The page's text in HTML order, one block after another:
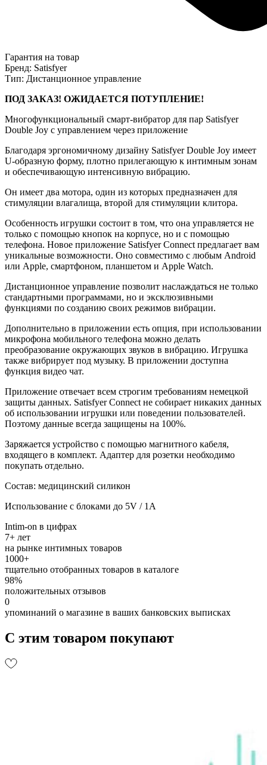
Гарантия на товар
Бренд: Satisfyer
Тип: Дистанционное управление
ПОД ЗАКАЗ! ОЖИДАЕТСЯ ПОТУПЛЕНИЕ!
Многофункциональный смарт-вибратор для пар Satisfyer
Double Joy с управлением через приложение
Благодаря эргономичному дизайну Satisfyer Double Joy имеет
U-образную форму, плотно прилегающую к интимным зонам
и обеспечивающую интенсивную вибрацию.
Он имеет два мотора, один из которых предназначен для
стимуляции влагалища, второй для стимуляции клитора.
Особенность игрушки состоит в том, что она управляется не
только с помощью кнопок на корпусе, но и с помощью
телефона. Новое приложение Satisfyer Connect предлагает вам
уникальные возможности. Оно совместимо с любым Android
или Apple, смартфоном, планшетом и Apple Watch.
Дистанционное управление позволит наслаждаться не только
стандартными программами, но и эксклюзивными
функциями по созданию своих режимов вибрации.
Дополнительно в приложении есть опция, при использовании
микрофона мобильного телефона можно делать
преобразование окружающих звуков в вибрацию. Игрушка
также вибрирует под музыку. В приложении доступна
функция видео чат.
Приложение отвечает всем строгим требованиям немецкой
защиты данных. Satisfyer Connect не собирает никаких данных
об использовании игрушки или поведении пользователей.
Поэтому данные всегда защищены на 100%.
Заряжается устройство с помощью магнитного кабеля,
входящего в комплект. Адаптер для розетки необходимо
покупать отдельно.
Состав: медицинский силикон
Использование с блоками до 5V / 1А
Intim-on в цифрах
7+ лет
на рынке интимных товаров
1000+
тщательно отобранных товаров в каталоге
98%
положительных отзывов
0
упоминаний о магазине в ваших банковских выписках
С этим товаром покупают